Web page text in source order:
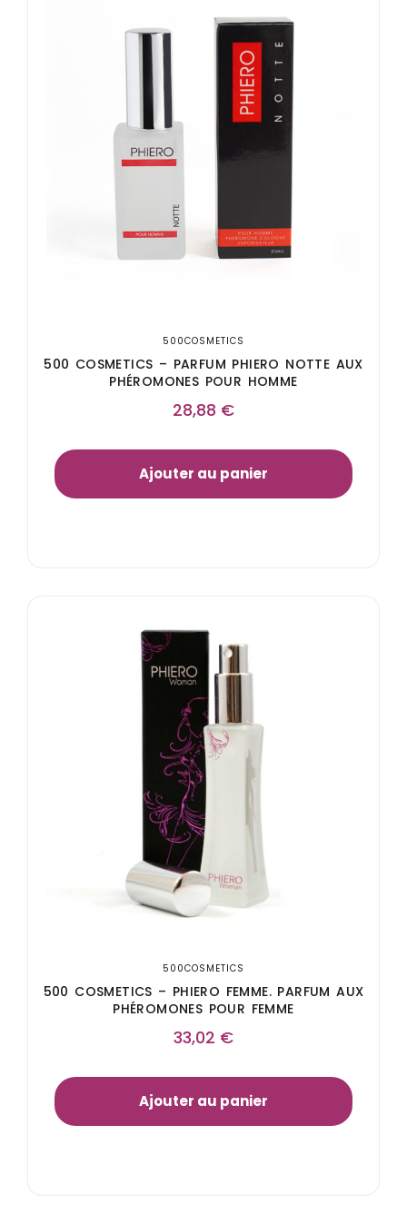
500COSMETICS
500 COSMETICS – PARFUM PHIERO NOTTE AUX
PHÉROMONES POUR HOMME
28,88 €
Ajouter au panier
500COSMETICS
500 COSMETICS – PHIERO FEMME. PARFUM AUX
PHÉROMONES POUR FEMME
33,02 €
Ajouter au panier